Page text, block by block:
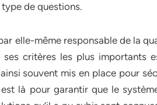
de questions.
elle-même responsable de la
critères les plus importants
souvent mis en place pour
là pour garantir que le